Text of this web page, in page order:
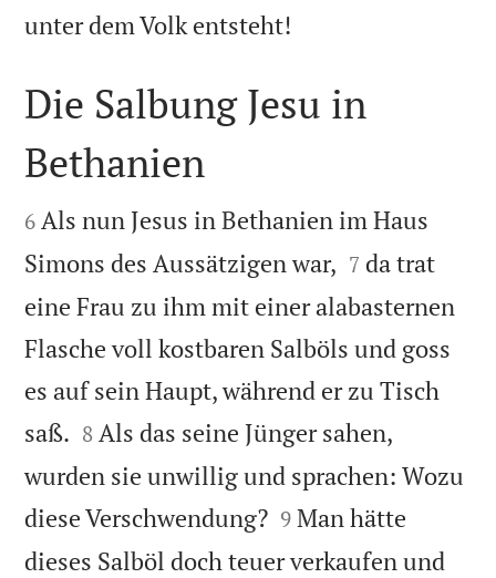
unter dem Volk entsteht!

Die Salbung Jesu in
Bethanien

6 Als nun Jesus in Bethanien im Haus
Simons des Aussätzigen war, 

7 da trat
eine Frau zu ihm mit einer alabasternen
Flasche voll kostbaren Salböls und goss
es auf sein Haupt, während er zu Tisch
saß. 

8 Als das seine Jünger sahen,
wurden sie unwillig und sprachen: Wozu
diese Verschwendung?
9 Man hätte
dieses Salböl doch teuer verkaufen und